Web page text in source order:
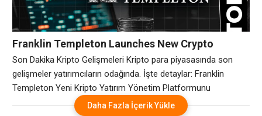
Franklin Templeton Launches New Crypto
Investment Management Platform | Kripto
Haberleri
Son Dakika Kripto Gelişmeleri Kripto para piyasasında son
gelişmeler yatırımcıların odağında. İşte detaylar: Franklin
Templeton Yeni Kripto Yatırım Yönetim Platformunu
Başlatıyor – U.TodayDaha Fazla İçerik Yükle